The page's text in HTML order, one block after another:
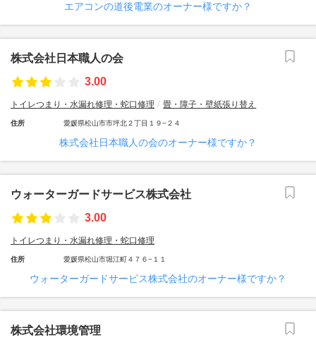
エアコンの道後電業のオーナー様ですか？
株式会社日本職人の会
3.00
トイレつまり・水漏れ修理・蛇口修理 畳・障子・壁紙張り替え
住所 愛媛県松山市市坪北２丁目１９−２４
株式会社日本職人の会のオーナー様ですか？
ウォーターガードサービス株式会社
3.00
トイレつまり・水漏れ修理・蛇口修理
住所 愛媛県松山市堀江町４７６−１１
ウォーターガードサービス株式会社のオーナー様ですか？
株式会社環境管理